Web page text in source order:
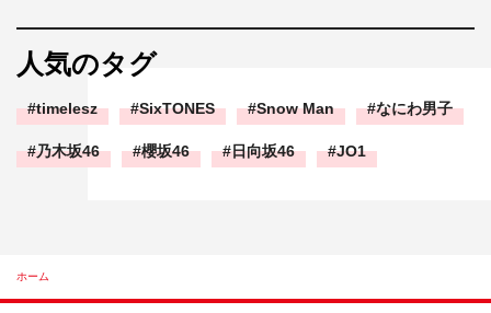
人気のタグ
timelesz SixTONES Snow Man なにわ男子
乃木坂46 櫻坂46 日向坂46 JO1
ホーム